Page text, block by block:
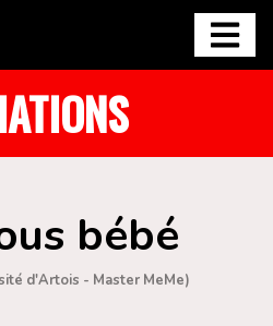
bébé
d'Artois - Master MeMe)